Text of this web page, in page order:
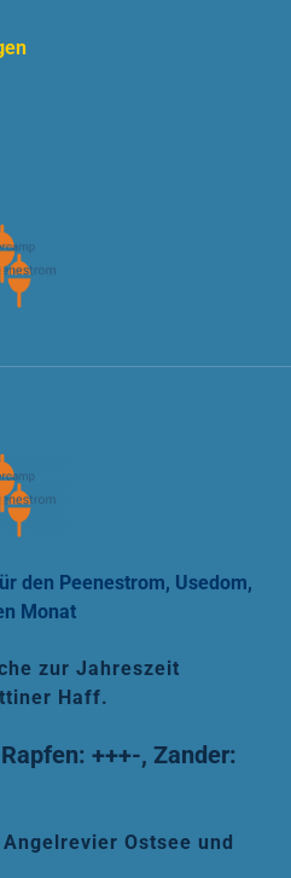
den Peenestrom, Usedom,
Monat
zur Jahreszeit
Haff.
Rapfen: +++-, Zander:
Angelrevier Ostsee und